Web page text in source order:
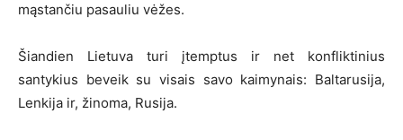
mąstančiu pasauliu vėžes.
Šiandien Lietuva turi įtemptus ir net konfliktinius
santykius beveik su visais savo kaimynais: Baltarusija,
Lenkija ir, žinoma, Rusija.